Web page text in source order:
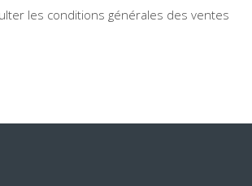
les conditions générales des ventes